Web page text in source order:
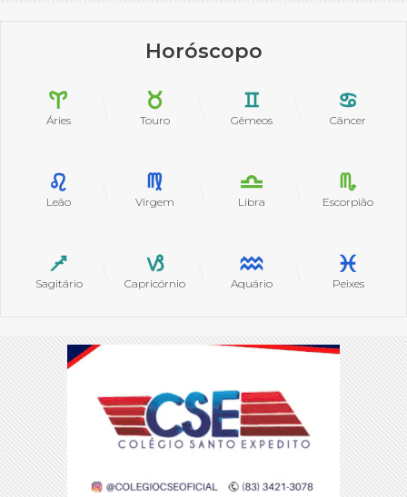
Horóscopo
Áries Touro Gêmeos Câncer
Leão Virgem Libra Escorpião
Sagitário Capricórnio Aquário Peixes